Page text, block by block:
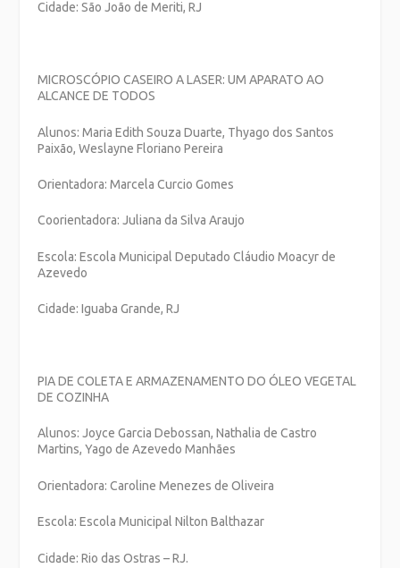
Cidade: São João de Meriti, RJ
MICROSCÓPIO CASEIRO A LASER: UM APARATO AO
ALCANCE DE TODOS
Alunos: Maria Edith Souza Duarte, Thyago dos Santos
Paixão, Weslayne Floriano Pereira
Orientadora: Marcela Curcio Gomes
Coorientadora: Juliana da Silva Araujo
Escola: Escola Municipal Deputado Cláudio Moacyr de
Azevedo
Cidade: Iguaba Grande, RJ
PIA DE COLETA E ARMAZENAMENTO DO ÓLEO VEGETAL
DE COZINHA
Alunos: Joyce Garcia Debossan, Nathalia de Castro
Martins, Yago de Azevedo Manhães
Orientadora: Caroline Menezes de Oliveira
Escola: Escola Municipal Nilton Balthazar
Cidade: Rio das Ostras – RJ.